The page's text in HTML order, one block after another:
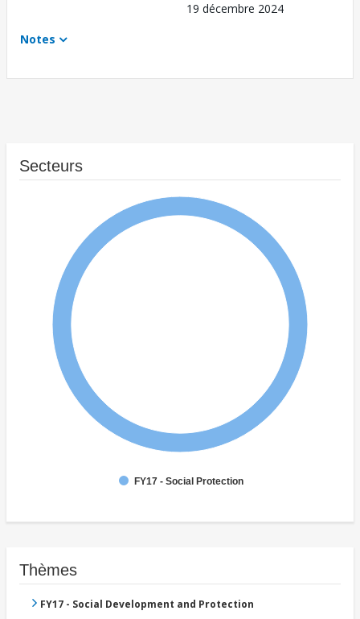
19 décembre 2024
Notes
Secteurs
FY17 - Social Protection
Thèmes
FY17 - Social Development and Protection